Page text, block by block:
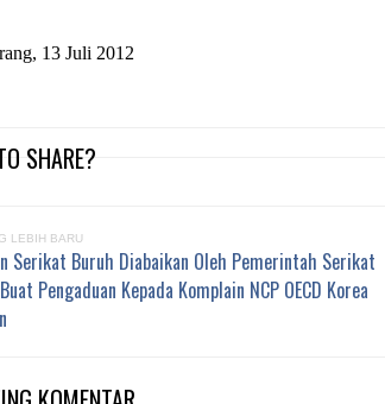
13 Juli 2012
SHARE?
LEBIH BARU
Serikat Buruh Diabaikan Oleh Pemerintah Serikat
Pengaduan Kepada Komplain NCP OECD Korea